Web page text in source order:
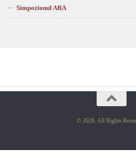
Simpozionul ARA
© 2026. All Rights